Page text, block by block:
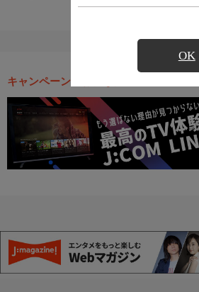
OK
キャンペーン・お得な情報